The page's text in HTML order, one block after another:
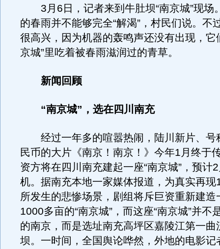
3月6日，记者来到牛肚坝“南京城”现场
的春雨并不能够完全“解渴”，村民们说。不
很高兴，因为机器的轰鸣声还没有出现，它
京城”里吃着被春雨滋润过的青草。
新闻回顾
“南京城”，选在四川南充
经过一年多的喧嚣热闹，陆川新片、号
民币的大片《南京！南京！》今年1月终于
资方将在四川南充建起一座“南京城”，预计
机。据南充本地一家媒体报道，为真实再
所发生的悲惨场景，剧组将斥巨资重新建造
1000多亩的“南京城”，而这座“南京城”并不
的南京，而是选址南充高坪区嘉陵江第一曲
坝。一时间，全国舆论哗然，外地的电影记